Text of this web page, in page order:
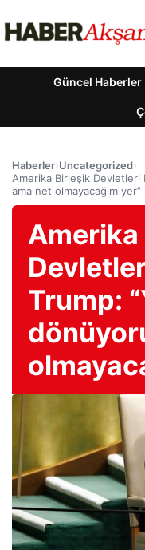
Güncel Haberler
Haberler›Uncategorized›
Amerika Birleşik Devletleri
ama net olmayacağım yer”
Trump: